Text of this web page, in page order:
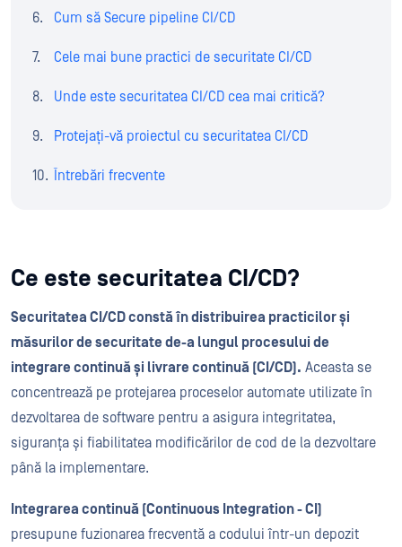
Cum să Secure pipeline CI/CD
Cele mai bune practici de securitate CI/CD
Unde este securitatea CI/CD cea mai critică?
Protejați-vă proiectul cu securitatea CI/CD
Întrebări frecvente
Ce este securitatea CI/CD?
Securitatea CI/CD constă în distribuirea practicilor și
măsurilor de securitate de-a lungul procesului de
integrare continuă și livrare continuă (CI/CD). Aceasta se
concentrează pe protejarea proceselor automate utilizate în
dezvoltarea de software pentru a asigura integritatea,
siguranța și fiabilitatea modificărilor de cod de la dezvoltare
până la implementare.
Integrarea continuă (Continuous Integration - CI)
presupune fuzionarea frecventă a codului într-un depozit